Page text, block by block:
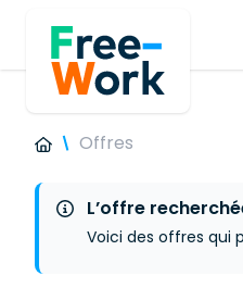
Offres
L’offre
Voici des offres qui